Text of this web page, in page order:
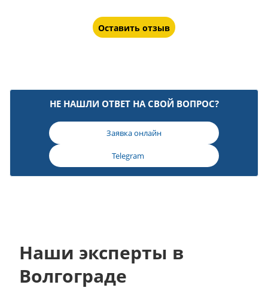
Оставить отзыв
НЕ НАШЛИ ОТВЕТ НА СВОЙ ВОПРОС?
Заявка онлайн
Telegram
Наши эксперты в
Волгограде